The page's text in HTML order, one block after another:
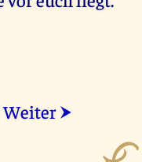
Weiter ⮞